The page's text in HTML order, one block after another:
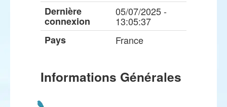
Dernière
connexion
05/07/2025 -
13:05:37
Pays
France
Informations Générales